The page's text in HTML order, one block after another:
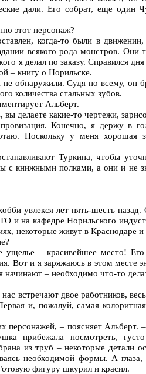
дали. Его собрат, еще один
этот персонаж?
когда-то были в
всякого рода монстров. Они
я делал по заказу. Справился
– книгу о Норильске.
обнаружили. Судя по всему, он
количества стальных зубов.
Альберт.
делаете какие-то чертежи,
Конечно, я держу в
Поскольку у меня хорошая
Туркина, чтобы
с книжными полками, а они и не
увлекся лет пять-шесть
и на кафедре Норильского
некоторые живут в Краснодаре
– красивейшее место! Его
Вот и я заряжаюсь в этом месте
– необходимо что-то
встречают двое работников,
и, пожалуй, самая
персонажей, – поясняет Альберт.
прибежала посмотреть,
из труб – некоторые детали
необходимой формы. А
фигуру шкурил и красил.